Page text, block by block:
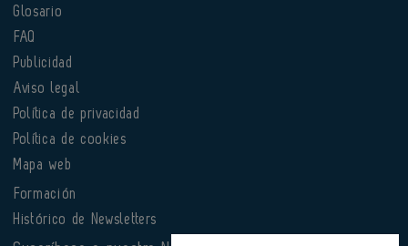
Glosario
FAQ
Publicidad
Aviso legal
Política de privacidad
Política de cookies
Mapa web
Formación
Histórico de Newsletters